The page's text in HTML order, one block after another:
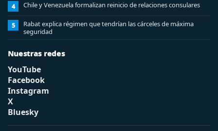
4 Chile y Venezuela formalizan reinicio de relaciones consulares
5
Rabat explica régimen que tendrían las cárceles de máxima
seguridad
Nuestras redes
YouTube
Facebook
Instagram
X
Bluesky